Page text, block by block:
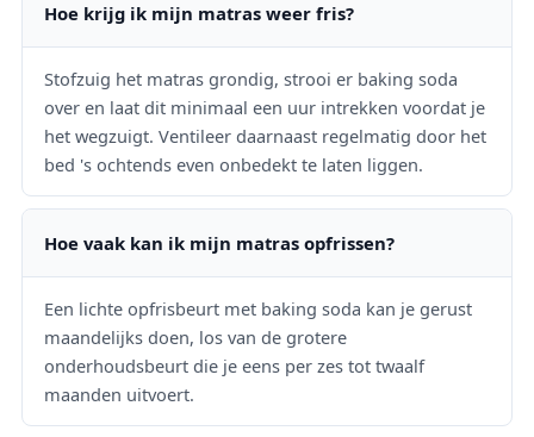
Hoe krijg ik mijn matras weer fris?
Stofzuig het matras grondig, strooi er baking soda
over en laat dit minimaal een uur intrekken voordat je
het wegzuigt. Ventileer daarnaast regelmatig door het
bed 's ochtends even onbedekt te laten liggen.
Hoe vaak kan ik mijn matras opfrissen?
Een lichte opfrisbeurt met baking soda kan je gerust
maandelijks doen, los van de grotere
onderhoudsbeurt die je eens per zes tot twaalf
maanden uitvoert.